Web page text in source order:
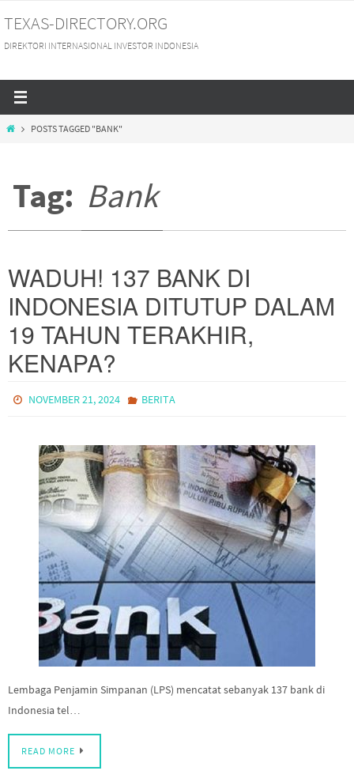
to
content
TEXAS-DIRECTORY.ORG
DIREKTORI INTERNASIONAL INVESTOR INDONESIA
HOMEPOSTS TAGGED "BANK"
Tag: Bank
WADUH! 137 BANK DI
INDONESIA DITUTUP DALAM
19 TAHUN TERAKHIR,
KENAPA?
NOVEMBER 21, 2024 BERITA
Lembaga Penjamin Simpanan (LPS) mencatat sebanyak 137 bank di
Indonesia tel…
READ MORE